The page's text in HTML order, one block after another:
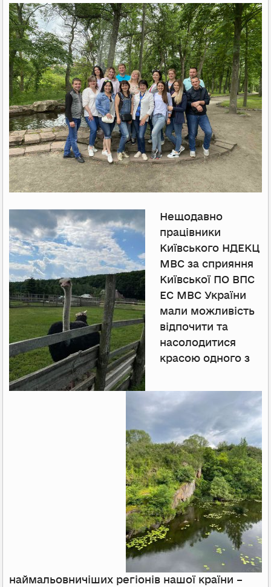
Нещодавно
працівники
Київського НДЕКЦ
МВС за сприяння
Київської ПО ВПС
ЕС МВС України
мали можливість
відпочити та
насолодитися
красою одного з
наймальовничіших регіонів нашої країни –